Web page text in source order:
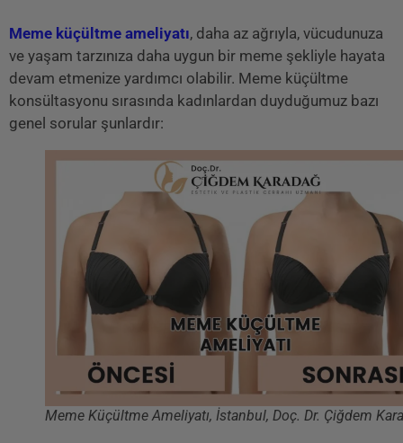
Meme küçültme ameliyatı, daha az ağrıyla, vücudunuza
ve yaşam tarzınıza daha uygun bir meme şekliyle hayata
devam etmenize yardımcı olabilir. Meme küçültme
konsültasyonu sırasında kadınlardan duyduğumuz bazı
genel sorular şunlardır:
Meme Küçültme Ameliyatı, İstanbul, Doç. Dr. Çiğdem